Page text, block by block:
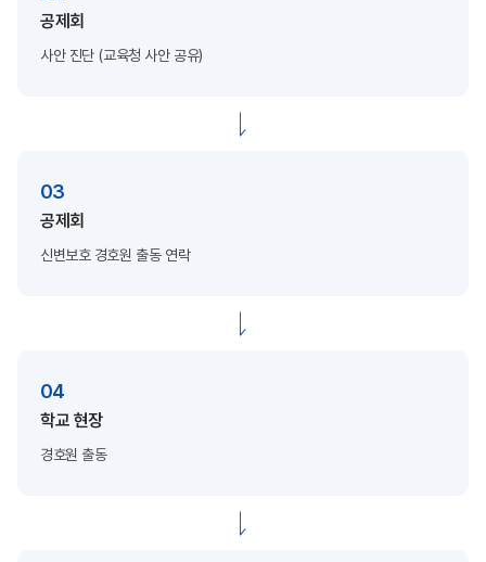
공제회
사안 진단 (교육청 사안 공유)
03
공제회
신변보호 경호원 출동 연락
04
학교 현장
경호원 출동